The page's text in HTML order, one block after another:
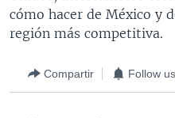
cómo hacer de México y
región más competitiva.
Compartir Follow us